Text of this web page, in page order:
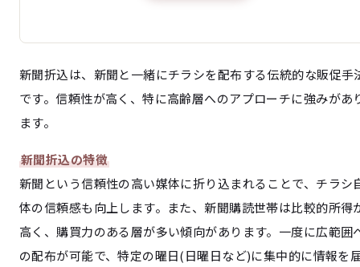
新聞折込は、新聞と一緒にチラシを配布する伝統的な販促手
です。信頼性が高く、特に高齢層へのアプローチに強みがあ
ます。
新聞折込の特徴
新聞という信頼性の高い媒体に折り込まれることで、チラシ
体の信頼感も向上します。また、新聞購読世帯は比較的所得
高く、購買力のある層が多い傾向があります。一度に広範囲
の配布が可能で、特定の曜日(日曜日など)に集中的に情報を